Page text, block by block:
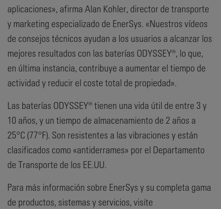
aplicaciones», afirma Alan Kohler, director de transporte
y marketing especializado de EnerSys. «Nuestros vídeos
de consejos técnicos ayudan a los usuarios a alcanzar los
mejores resultados con las baterías ODYSSEY®, lo que,
en última instancia, contribuye a aumentar el tiempo de
actividad y reducir el coste total de propiedad».
Las baterías ODYSSEY® tienen una vida útil de entre 3 y
10 años, y un tiempo de almacenamiento de 2 años a
25°C (77°F). Son resistentes a las vibraciones y están
clasificados como «antiderrames» por el Departamento
de Transporte de los EE.UU.
Para más información sobre EnerSys y su completa gama
de productos, sistemas y servicios, visite